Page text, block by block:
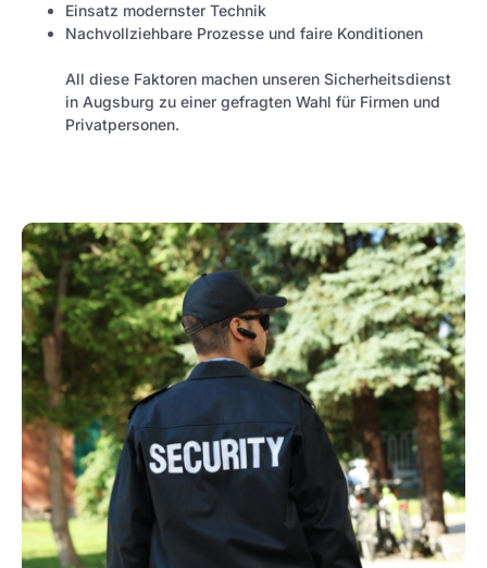
Einsatz modernster Technik
Nachvollziehbare Prozesse und faire Konditionen
All diese Faktoren machen unseren Sicherheitsdienst
in Augsburg zu einer gefragten Wahl für Firmen und
Privatpersonen.